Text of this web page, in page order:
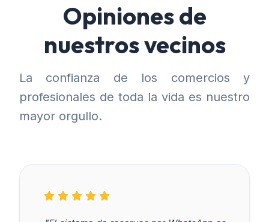
Opiniones de
nuestros vecinos
La confianza de los comercios y
profesionales de toda la vida es nuestro
mayor orgullo.